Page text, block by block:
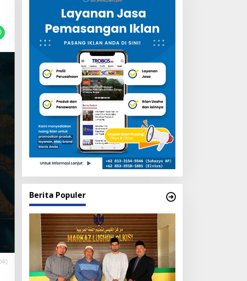
Berita Populer